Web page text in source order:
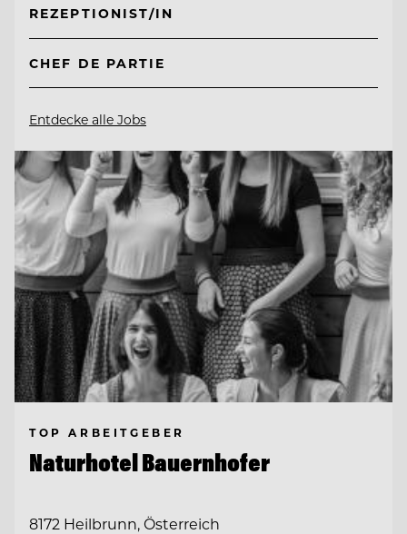
REZEPTIONIST/IN
CHEF DE PARTIE
Entdecke alle Jobs
TOP ARBEITGEBER
Naturhotel Bauernhofer
8172 Heilbrunn, Österreich